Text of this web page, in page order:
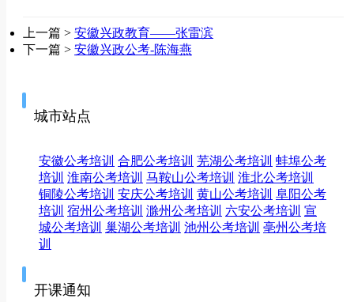
上一篇 > 安徽兴政教育——张雷滨
下一篇 > 安徽兴政公考-陈海燕
城市站点
安徽公考培训 合肥公考培训 芜湖公考培训 蚌埠公考
培训 淮南公考培训 马鞍山公考培训 淮北公考培训
铜陵公考培训 安庆公考培训 黄山公考培训 阜阳公考
培训 宿州公考培训 滁州公考培训 六安公考培训 宣
城公考培训 巢湖公考培训 池州公考培训 亳州公考培
训
开课通知